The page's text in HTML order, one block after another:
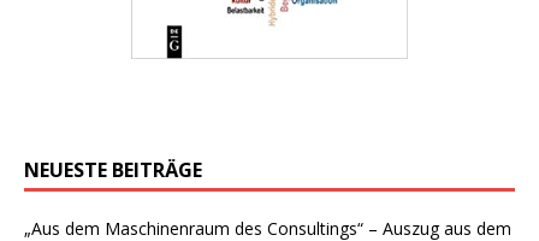
NEUESTE BEITRÄGE
„Aus dem Maschinenraum des Consultings“ – Auszug aus dem